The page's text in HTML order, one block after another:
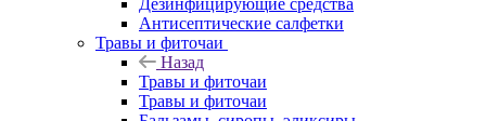
Дезинфицирующие средства
Антисептические салфетки
Травы и фиточаи
Назад
Травы и фиточаи
Травы и фиточаи